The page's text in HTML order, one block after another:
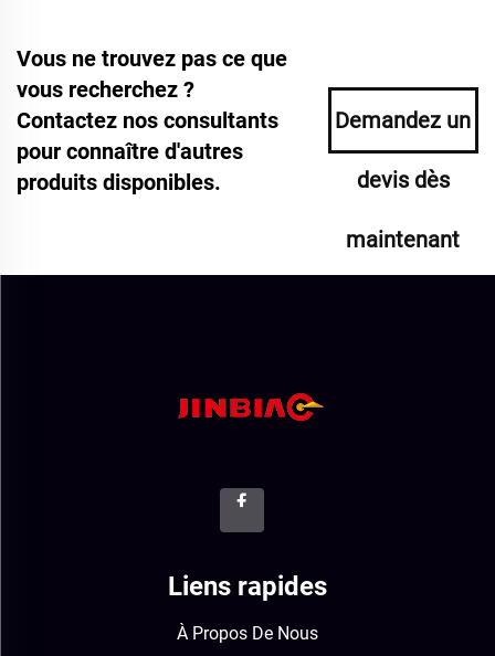
Vous ne trouvez pas ce que
vous recherchez ?
Contactez nos consultants
pour connaître d'autres
produits disponibles.
Demandez un
devis dès
maintenant
Liens rapides
À Propos De Nous